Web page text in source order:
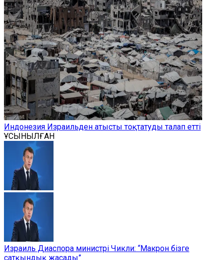
Индонезия Израильден атысты тоқтатуды талап етті
ҰСЫНЫЛҒАН
Израиль Диаспора министрі Чикли: “Макрон бізге
сатқындық жасады”